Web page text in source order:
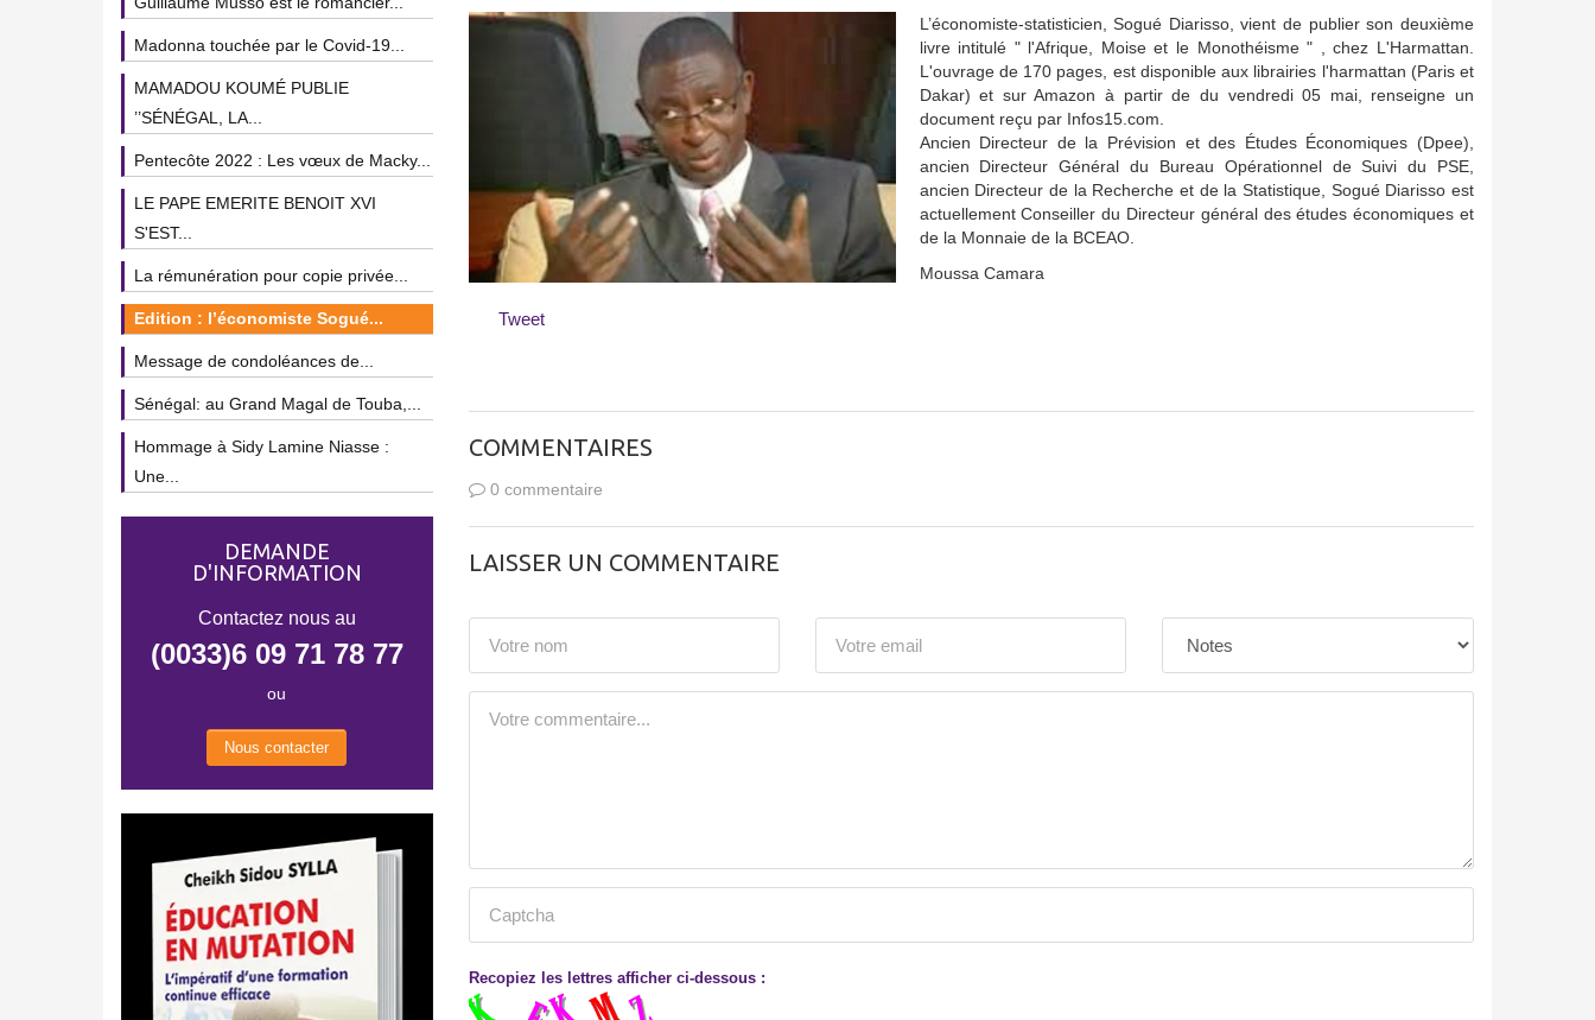
L’économiste-statisticien, Sogué Diarisso, vient de publier son deuxième
livre intitulé " l'Afrique, Moise et le Monothéisme " , chez L'Harmattan.
L'ouvrage de 170 pages, est disponible aux librairies l'harmattan (Paris et
Dakar) et sur Amazon à partir de du vendredi 05 mai, renseigne un
document reçu par Infos15.com.
Ancien Directeur de la Prévision et des Études Économiques (Dpee),
ancien Directeur Général du Bureau Opérationnel de Suivi du PSE,
ancien Directeur de la Recherche et de la Statistique, Sogué Diarisso est
actuellement Conseiller du Directeur général des études économiques et
de la Monnaie de la BCEAO.
Moussa Camara
Tweet
COMMENTAIRES
0 commentaire
LAISSER UN COMMENTAIRE
Recopiez les lettres afficher ci-dessous :
Madonna touchée par le Covid-19...
MAMADOU KOUMÉ PUBLIE
’’SÉNÉGAL, LA...
Pentecôte 2022 : Les vœux de Macky...
LE PAPE EMERITE BENOIT XVI
S'EST...
La rémunération pour copie privée...
Edition : l’économiste Sogué...
Message de condoléances de...
Sénégal: au Grand Magal de Touba,...
Hommage à Sidy Lamine Niasse :
Une...
DEMANDE
D'INFORMATION
Contactez nous au
(0033)6 09 71 78 77
ou
Nous contacter